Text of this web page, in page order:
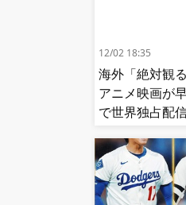
12/02 18:35
海外「絶対観
アニメ映画が
で世界独占配